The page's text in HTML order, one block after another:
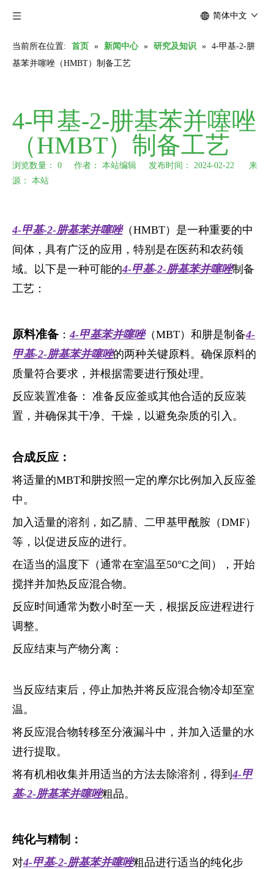
简体中文
当前所在位置: 首页 » 新闻中心 » 研究及知识 » 4-甲基-2-肼
基苯并噻唑（HMBT）制备工艺
4-甲基-2-肼基苯并噻唑
（HMBT）制备工艺
浏览数量： 0 作者： 本站编辑 发布时间： 2024-02-22 来
源： 本站
4-甲基-2-肼基苯并噻唑（HMBT）是一种重要的中
间体，具有广泛的应用，特别是在医药和农药领
域。以下是一种可能的4-甲基-2-肼基苯并噻唑制备
工艺：
原料准备 ：4-甲基苯并噻唑（MBT）和肼是制备4-
甲基-2-肼基苯并噻唑的两种关键原料。确保原料的
质量符合要求，并根据需要进行预处理。
反应装置准备： 准备反应釜或其他合适的反应装
置，并确保其干净、干燥，以避免杂质的引入。
合成反应：
将适量的MBT和肼按照一定的摩尔比例加入反应釜
中。
加入适量的溶剂，如乙腈、二甲基甲酰胺（DMF）
等，以促进反应的进行。
在适当的温度下（通常在室温至50°C之间），开始
搅拌并加热反应混合物。
反应时间通常为数小时至一天，根据反应进程进行
调整。
反应结束与产物分离：
当反应结束后，停止加热并将反应混合物冷却至室
温。
将反应混合物转移至分液漏斗中，并加入适量的水
进行提取。
将有机相收集并用适当的方法去除溶剂，得到4-甲
基-2-肼基苯并噻唑粗品。
纯化与精制：
对4-甲基-2-肼基苯并噻唑粗品进行适当的纯化步